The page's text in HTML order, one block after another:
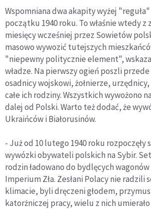
Wspomniana dwa akapity wyżej "reguła"
początku 1940 roku. To właśnie wtedy
miesięcy wcześniej przez Sowietów
masowo wywozić tutejszych
"niepewny politycznie element",
władze. Na pierwszy ogień poszli
osadnicy wojskowi, żołnierze,
całe ich rodziny. Wszystkich wywożono
dalej od Polski. Warto też dodać, że
Ukraińców i Białorusinów.
- Już od 10 lutego 1940 roku rozpoczęły
wywózki obywateli polskich na Sybir.
rodzin ładowano do bydlęcych
Imperium Zła. Zesłani Polacy nie radzili
klimacie, byli dręczeni głodem,
katorżniczej pracy, wielu z nich